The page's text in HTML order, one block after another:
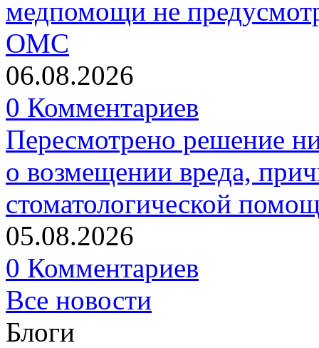
медпомощи не
ОМС
06.08.2026
0 Комментариев
Пересмотрено решение
о возмещении вреда,
стоматологической
05.08.2026
0 Комментариев
Все новости
Блоги